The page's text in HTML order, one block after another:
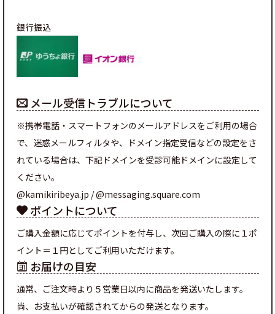
銀行振込
メール受信トラブルについて
※携帯電話・スマートフォンのメールアドレスをご利用の場合
で、迷惑メールフィルタや、ドメイン指定受信などの設定をさ
れている場合は、下記ドメインを受診可能ドメインに設定して
ください。
@kamikiribeya.jp / @messaging.square.com
ポイントについて
ご購入金額に応じてポイントを付与し、次回ご購入の際に１ポ
イント＝１円としてご利用いただけます。
お届けの目安
通常、ご注文時より５営業日以内に商品を発送いたします。
尚、お支払いが確認されてからの発送となります。